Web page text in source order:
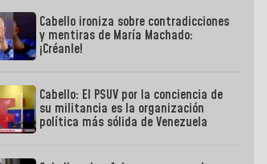
Cabello ironiza sobre contradicciones
y mentiras de María Machado:
¡Créanle!
Cabello: El PSUV por la conciencia de
su militancia es la organización
política más sólida de Venezuela